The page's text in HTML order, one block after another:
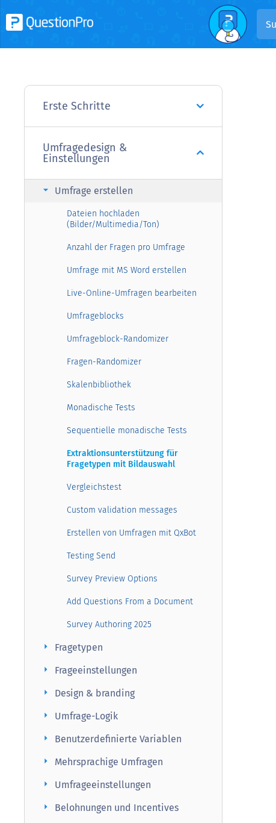
Erste Schritte
Umfragedesign &
Einstellungen
Umfrage erstellen
arrow_right
Dateien hochladen
(Bilder/Multimedia/Ton)
Anzahl der Fragen pro Umfrage
Umfrage mit MS Word erstellen
Live-Online-Umfragen bearbeiten
Umfrageblocks
Umfrageblock-Randomizer
Fragen-Randomizer
Skalenbibliothek
Monadische Tests
Sequentielle monadische Tests
Extraktionsunterstützung für
Fragetypen mit Bildauswahl
Vergleichstest
Custom validation messages
Erstellen von Umfragen mit QxBot
Testing Send
Survey Preview Options
Add Questions From a Document
Survey Authoring 2025
Fragetypen
arrow_right
Frageeinstellungen
arrow_right
Design & branding
arrow_right
Umfrage-Logik
arrow_right
Benutzerdefinierte Variablen
arrow_right
Mehrsprachige Umfragen
arrow_right
Umfrageeinstellungen
arrow_right
Belohnungen und Incentives
arrow_right